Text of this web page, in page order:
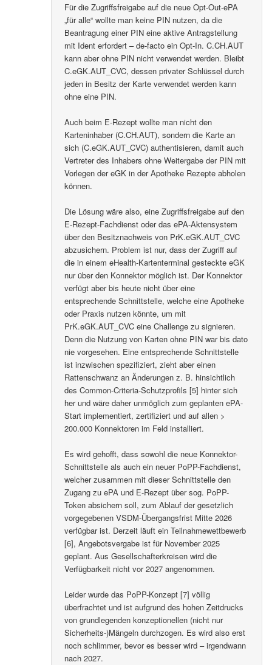
Für die Zugriffsfreigabe auf die neue Opt-Out-ePA
„für alle“ wollte man keine PIN nutzen, da die
Beantragung einer PIN eine aktive Antragstellung
mit Ident erfordert – de-facto ein Opt-In. C.CH.AUT
kann aber ohne PIN nicht verwendet werden. Bleibt
C.eGK.AUT_CVC, dessen privater Schlüssel durch
jeden in Besitz der Karte verwendet werden kann
ohne eine PIN.
Auch beim E-Rezept wollte man nicht den
Karteninhaber (C.CH.AUT), sondern die Karte an
sich (C.eGK.AUT_CVC) authentisieren, damit auch
Vertreter des Inhabers ohne Weitergabe der PIN mit
Vorlegen der eGK in der Apotheke Rezepte abholen
können.
Die Lösung wäre also, eine Zugriffsfreigabe auf den
E-Rezept-Fachdienst oder das ePA-Aktensystem
über den Besitznachweis von PrK.eGK.AUT_CVC
abzusichern. Problem ist nur, dass der Zugriff auf
die in einem eHealth-Kartenterminal gesteckte eGK
nur über den Konnektor möglich ist. Der Konnektor
verfügt aber bis heute nicht über eine
entsprechende Schnittstelle, welche eine Apotheke
oder Praxis nutzen könnte, um mit
PrK.eGK.AUT_CVC eine Challenge zu signieren.
Denn die Nutzung von Karten ohne PIN war bis dato
nie vorgesehen. Eine entsprechende Schnittstelle
ist inzwischen spezifiziert, zieht aber einen
Rattenschwanz an Änderungen z. B. hinsichtlich
des Common-Criteria-Schutzprofils [5] hinter sich
her und wäre daher unmöglich zum geplanten ePA-
Start implementiert, zertifiziert und auf allen >
200.000 Konnektoren im Feld installiert.
Es wird gehofft, dass sowohl die neue Konnektor-
Schnittstelle als auch ein neuer PoPP-Fachdienst,
welcher zusammen mit dieser Schnittstelle den
Zugang zu ePA und E-Rezept über sog. PoPP-
Token absichern soll, zum Ablauf der gesetzlich
vorgegebenen VSDM-Übergangsfrist Mitte 2026
verfügbar ist. Derzeit läuft ein Teilnahmewettbewerb
[6], Angebotsvergabe ist für November 2025
geplant. Aus Gesellschafterkreisen wird die
Verfügbarkeit nicht vor 2027 angenommen.
Leider wurde das PoPP-Konzept [7] völlig
überfrachtet und ist aufgrund des hohen Zeitdrucks
von grundlegenden konzeptionellen (nicht nur
Sicherheits-)Mängeln durchzogen. Es wird also erst
noch schlimmer, bevor es besser wird – irgendwann
nach 2027.